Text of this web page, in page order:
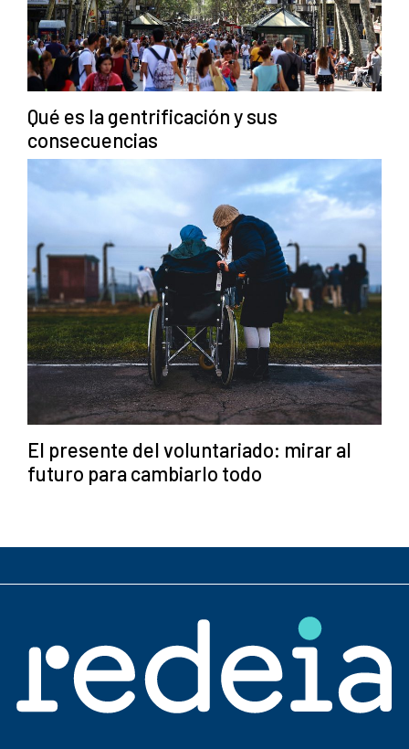
Qué es la gentrificación y sus
consecuencias
El presente del voluntariado: mirar al
futuro para cambiarlo todo